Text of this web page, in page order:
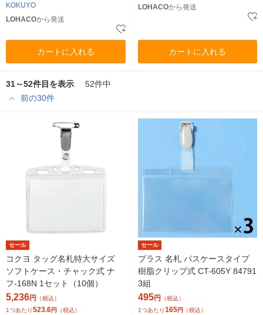
KOKUYO
LOHACOから発送
カートに入れる
LOHACOから発送
カートに入れる
31～52件目を表示
52件中
前の30件
セール
コクヨ タッグ名札特大サイズ
ソフトケース・チャック式 ナ
フ-168N 1セット（10個）
5,236円
（税込）
1つあたり523.6円 （税込）
セール
プラス 名札 パスケースタイプ
樹脂クリップ式 CT-605Y 84791
3組
495円
（税込）
1つあたり165円 （税込）